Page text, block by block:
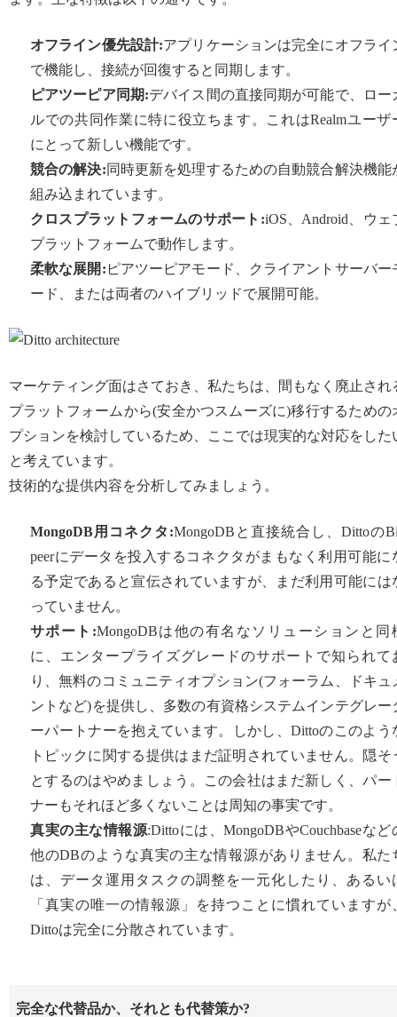
オフライン優先設計:アプリケーションは完全にオフライ
で機能し、接続が回復すると同期します。
ピアツーピア同期:デバイス間の直接同期が可能で、ロー
ルでの共同作業に特に役立ちます。これはRealmユーザ
にとって新しい機能です。
競合の解決:同時更新を処理するための自動競合解決機能
組み込まれています。
クロスプラットフォームのサポート:iOS、Android、ウェ
プラットフォームで動作します。
柔軟な展開: ピアツーピアモード、クライアントサーバー
ード、または両者のハイブリッドで展開可能。
マーケティング面はさておき、私たちは、間もなく廃止され
プラットフォームから(安全かつスムーズに)移行するための
プションを検討しているため、ここでは現実的な対応をした
と考えています。
技術的な提供内容を分析してみましょう。
MongoDB用コネクタ:MongoDBと直接統合し、Dittoの
peerにデータを投入するコネクタがまもなく利用可能に
る予定であると宣伝されていますが、まだ利用可能には
っていません。
サポート:MongoDBは他の有名なソリューションと同
に、エンタープライズグレードのサポートで知られて
り、無料のコミュニティオプション(フォーラム、ドキュ
ントなど)を提供し、多数の有資格システムインテグレー
ーパートナーを抱えています。しかし、Dittoのこのよう
トピックに関する提供はまだ証明されていません。隠そ
とするのはやめましょう。この会社はまだ新しく、パー
ナーもそれほど多くないことは周知の事実です。
真実の主な情報源:Dittoには、MongoDBやCouchbaseなど
他のDBのような真実の主な情報源がありません。私た
は、データ運用タスクの調整を一元化したり、あるい
「真実の唯一の情報源」を持つことに慣れていますが
Dittoは完全に分散されています。
完全な代替品か、それとも代替策か?